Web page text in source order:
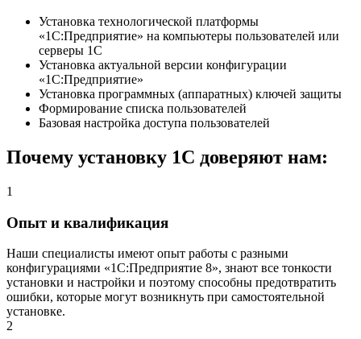
Установка технологической платформы
«1С:Предприятие» на компьютеры пользователей или
серверы 1С
Установка актуальной версии конфигурации
«1С:Предприятие»
Установка программных (аппаратных) ключей защиты
Формирование списка пользователей
Базовая настройка доступа пользователей
Почему установку 1С доверяют нам:
1
Опыт и квалификация
Наши специалисты имеют опыт работы с разными
конфигурациями «1С:Предприятие 8», знают все тонкости
установки и настройки и поэтому способны предотвратить
ошибки, которые могут возникнуть при самостоятельной
установке.
2